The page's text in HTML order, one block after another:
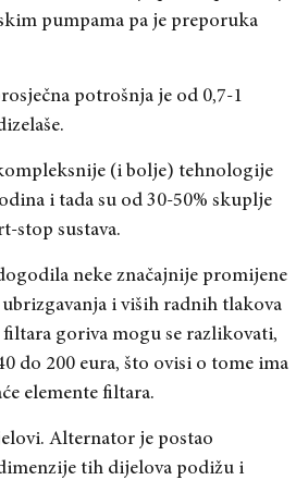
pumpama pa je preporuka
potrošnja je od 0,7-1
(i bolje) tehnologije
i tada su od 30-50% skuplje
stop sustava.
neke značajnije promijene
i viših radnih tlakova
goriva mogu se razlikovati,
do 200 eura, što ovisi o tome ima
elemente filtara.
Alternator je postao
tih dijelova podižu i